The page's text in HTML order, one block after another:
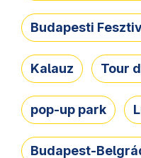
Budapesti
Kalauz Tour
pop-up park
Budapest-